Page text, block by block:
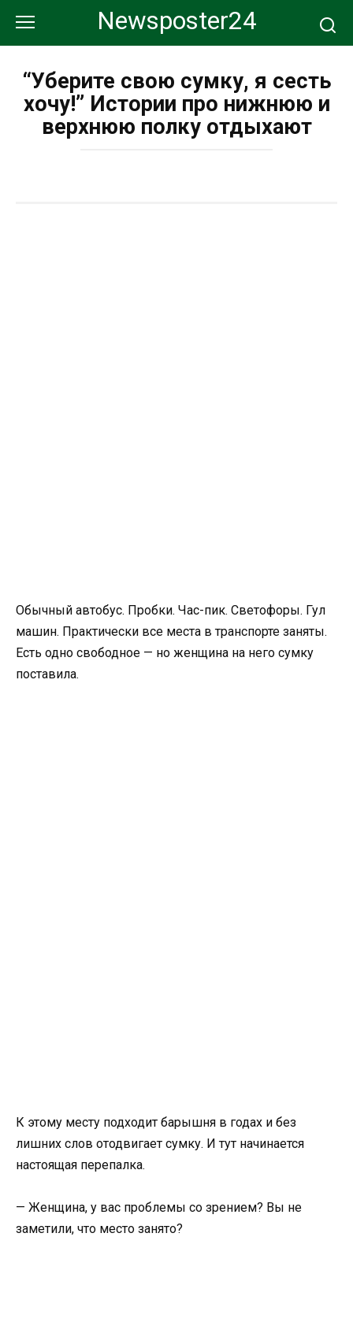
контенту
Newsposter24
“Уберите свою сумку, я сесть
хочу!” Истории про нижнюю и
верхнюю полку отдыхают
Обычный автобус. Пробки. Час-пик. Светофоры. Гул
машин. Практически все места в транспорте заняты.
Есть одно свободное — но женщина на него сумку
поставила.
К этому месту подходит барышня в годах и без
лишних слов отодвигает сумку. И тут начинается
настоящая перепалка.
— Женщина, у вас проблемы со зрением? Вы не
заметили, что место занято?